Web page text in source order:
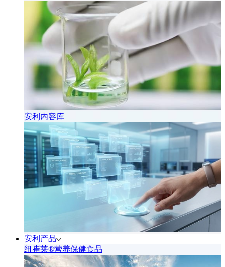
安利内容库
安利产品
纽崔莱®营养保健食品